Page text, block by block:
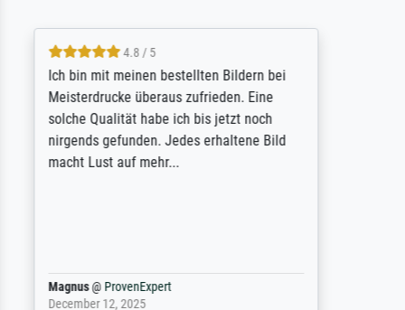
5 / 5
Rundum positive Erfahrung. Die Ausführung
des Auftrags hat eine Weile gedauert, die
angekündigte Lieferzeit wurde aber
letztlich sogar etwas unterschritten. Die
Qualität des Papiers und des Drucks
Dr.@ ProvenExpert
February 3, 2026